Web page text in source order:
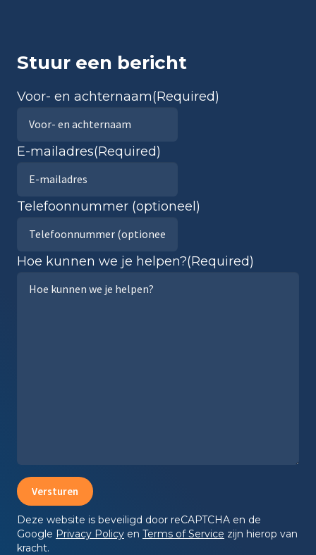
Stuur een bericht
Voor- en achternaam(Required)
E-mailadres(Required)
Telefoonnummer (optioneel)
Hoe kunnen we je helpen?(Required)
Deze website is beveiligd door reCAPTCHA en de
Google Privacy Policy en Terms of Service zijn hierop van
kracht.